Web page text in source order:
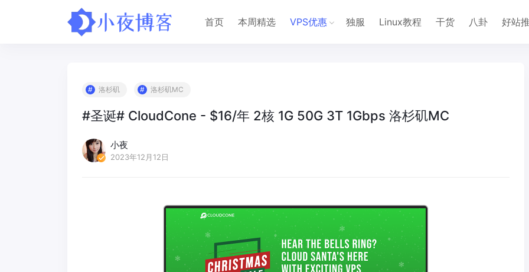
首页 本周精选 VPS优惠 独服 Linux教程 干货 八卦 好站
洛杉矶 洛杉矶MC
#圣诞# CloudCone - $16/年 2核 1G 50G 3T 1Gbps 洛杉矶MC
小夜
2023年12月12日